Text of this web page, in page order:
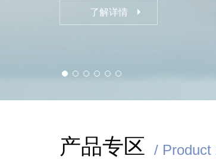
了解详情
产品专区 / Product
2023-04-19
伴大会
了解更多